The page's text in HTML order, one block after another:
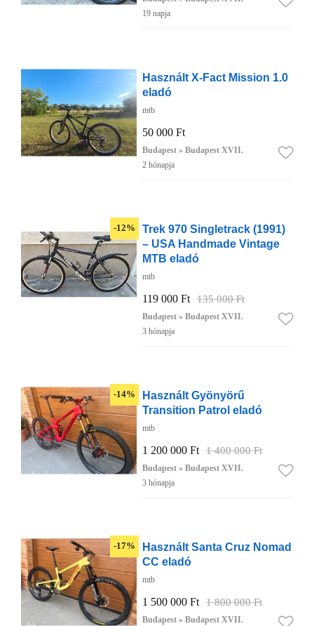
19 napja
Használt X-Fact Mission 1.0
eladó
mtb
50 000 Ft
Budapest » Budapest XVII.
2 hónapja
-12%
Trek 970 Singletrack (1991)
– USA Handmade Vintage
MTB eladó
mtb
119 000 Ft 135 000 Ft
Budapest » Budapest XVII.
3 hónapja
-14%
Használt Gyönyörű
Transition Patrol eladó
mtb
1 200 000 Ft 1 400 000 Ft
Budapest » Budapest XVII.
3 hónapja
-17%
Használt Santa Cruz Nomad
CC eladó
mtb
1 500 000 Ft 1 800 000 Ft
Budapest » Budapest XVII.